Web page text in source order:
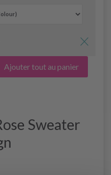
Ajouter tout au panier
Sweater